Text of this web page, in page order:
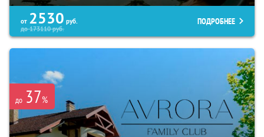
от 2530 руб.
до173110руб.
ПОДРОБНЕЕ
до 37%